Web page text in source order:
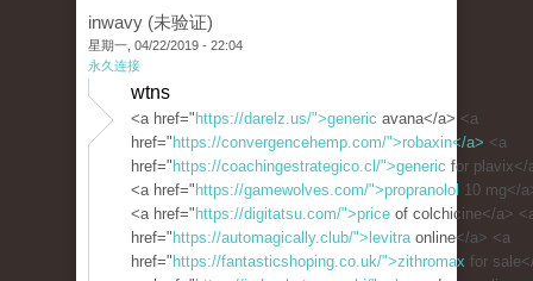
inwavy (未验证)
星期一, 04/22/2019 - 22:04
永久连接
wtns
<a href=" https://darelz.us/">generic avana</a> <a
href=" https://convergencehemp.com/">robaxin</a> <a
href=" https://coachingestrategico.cl/">generic for plavix</
<a href=" https://gamewolves.com/">propranolol 10 mg</
<a href=" https://digitatsu.com/">price of colchicine</a>
href=" https://automagically.club/">levitraonline</a> <a
href=" https://fantasticshoping.co.uk/">zithromax for